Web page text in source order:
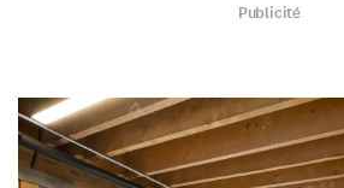
Publicité